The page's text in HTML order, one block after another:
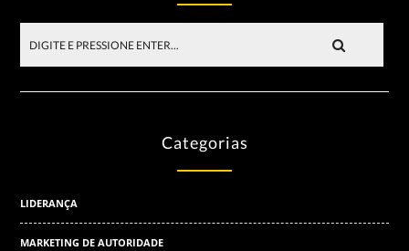
Categorias
LIDERANÇA
MARKETING DE AUTORIDADE